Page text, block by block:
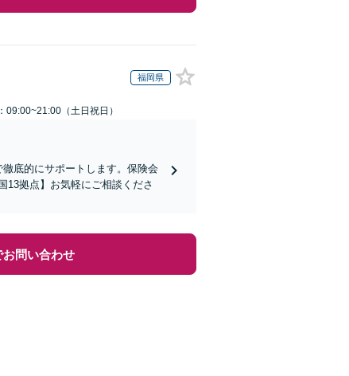
福岡県
09:00~21:00（土日祝日）
底的にサポートします。保険会
13拠点】お気軽にご相談くださ
お問い合わせ